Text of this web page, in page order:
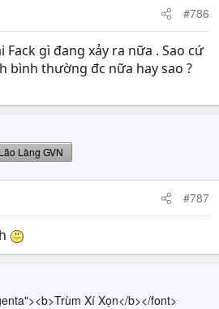
#786
Fack gì đang xảy ra nữa . Sao cứ
bình thường đc nữa hay sao ?
Lão Làng GVN
#787
Xí Xọn</b></font>